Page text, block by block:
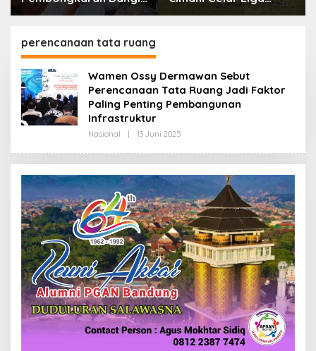
dan Penertiban PKL
Internasional 2026,
perencanaan tata ruang
Wamen Ossy Dermawan Sebut
Perencanaan Tata Ruang Jadi Faktor
Paling Penting Pembangunan
Infrastruktur
Nasional 13 Juni 2025
E
H
R
D
A
K
S
I